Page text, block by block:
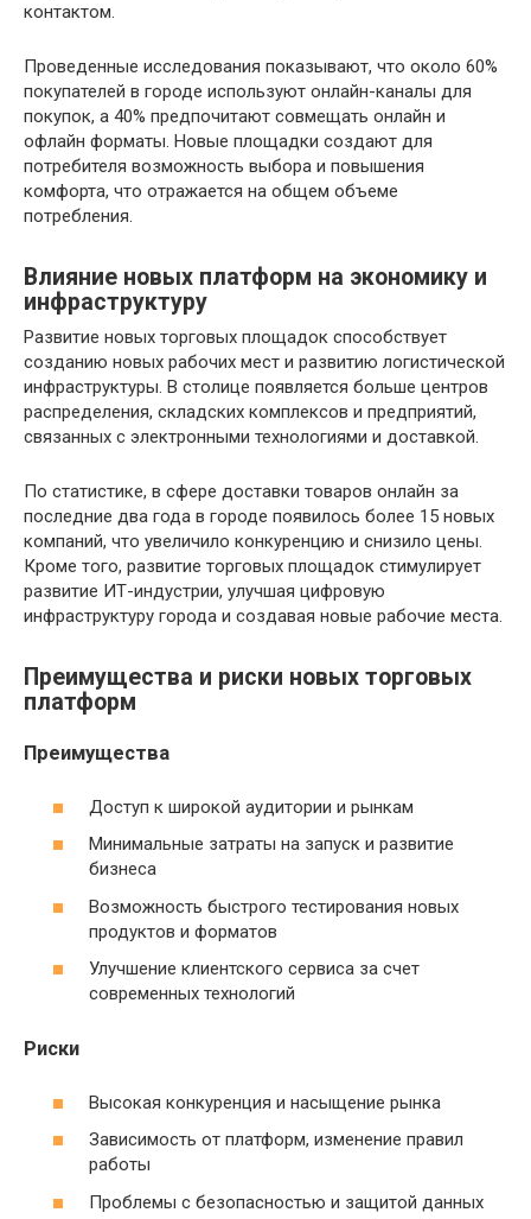
контактом.
Проведенные исследования показывают, что около 60%
покупателей в городе используют онлайн-каналы для
покупок, а 40% предпочитают совмещать онлайн и
офлайн форматы. Новые площадки создают для
потребителя возможность выбора и повышения
комфорта, что отражается на общем объеме
потребления.
Влияние новых платформ на экономику и
инфраструктуру
Развитие новых торговых площадок способствует
созданию новых рабочих мест и развитию логистической
инфраструктуры. В столице появляется больше центров
распределения, складских комплексов и предприятий,
связанных с электронными технологиями и доставкой.
По статистике, в сфере доставки товаров онлайн за
последние два года в городе появилось более 15 новых
компаний, что увеличило конкуренцию и снизило цены.
Кроме того, развитие торговых площадок стимулирует
развитие ИТ-индустрии, улучшая цифровую
инфраструктуру города и создавая новые рабочие места.
Преимущества и риски новых торговых
платформ
Преимущества
Доступ к широкой аудитории и рынкам
Минимальные затраты на запуск и развитие
бизнеса
Возможность быстрого тестирования новых
продуктов и форматов
Улучшение клиентского сервиса за счет
современных технологий
Риски
Высокая конкуренция и насыщение рынка
Зависимость от платформ, изменение правил
работы
Проблемы с безопасностью и защитой данных